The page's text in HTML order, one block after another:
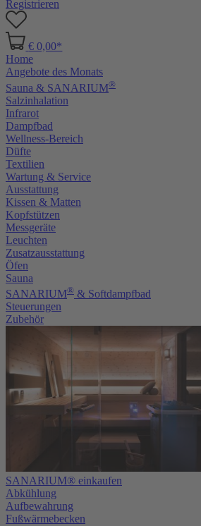
Registrieren
€ 0,00*
Home
Angebote des Monats
Sauna & SANARIUM®
Salzinhalation
Infrarot
Dampfbad
Wellness-Bereich
Düfte
Textilien
Wartung & Service
Ausstattung
Kissen & Matten
Kopfstützen
Messgeräte
Leuchten
Zusatzausstattung
Öfen
Sauna
SANARIUM® & Softdampfbad
Steuerungen
Zubehör
SANARIUM® einkaufen
Abkühlung
Aufbewahrung
Fußwärmebecken